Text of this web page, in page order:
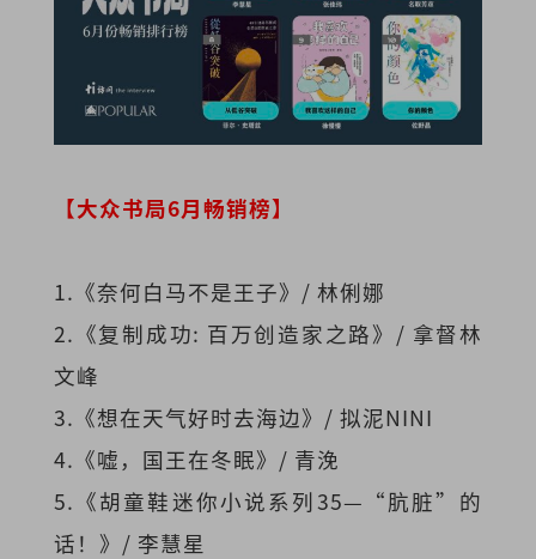
【大众书局6月畅销榜】
1.《奈何白马不是王子》/ 林俐娜
2.《复制成功: 百万创造家之路》/ 拿督林
文峰
3.《想在天气好时去海边》/ 拟泥NINI
4.《嘘，国王在冬眠》/ 青浼
5.《胡童鞋迷你小说系列35—“肮脏”的
话！》/ 李慧星